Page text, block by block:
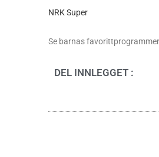
NRK Super
Se barnas
DEL INNLEGGET :